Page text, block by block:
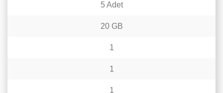
5 Adet
20 GB
1
1
1